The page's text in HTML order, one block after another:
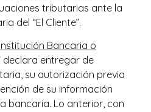
tributarias ante la
del “El Cliente”.
Bancaria o
declara entregar de
su autorización previa
de su información
bancaria. Lo anterior, con